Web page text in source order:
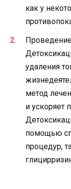
как у
удаления
метод
и ускоряет
помощью
процедур,